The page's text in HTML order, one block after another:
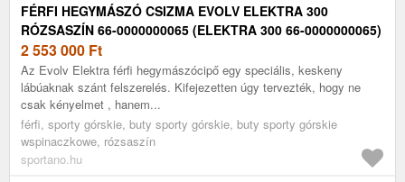
FÉRFI HEGYMÁSZÓ CSIZMA EVOLV ELEKTRA 300
RÓZSASZÍN 66-0000000065 (ELEKTRA 300 66-0000000065)
2 553 000 Ft
Az Evolv Elektra férfi hegymászócipő egy speciális, keskeny
lábúaknak szánt felszerelés. Kifejezetten úgy tervezték, hogy ne
csak kényelmet , hanem...
férfi, sporty górskie, buty sporty górskie, buty sporty górskie
wspinaczkowe, rózsaszín
sportano.hu